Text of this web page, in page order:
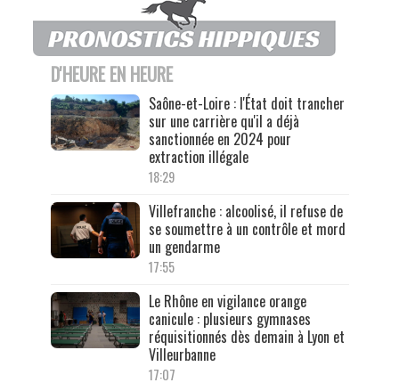
D'HEURE EN HEURE
Saône-et-Loire : l'État doit trancher
sur une carrière qu'il a déjà
sanctionnée en 2024 pour
extraction illégale
18:29
Villefranche : alcoolisé, il refuse de
se soumettre à un contrôle et mord
un gendarme
17:55
Le Rhône en vigilance orange
canicule : plusieurs gymnases
réquisitionnés dès demain à Lyon et
Villeurbanne
17:07